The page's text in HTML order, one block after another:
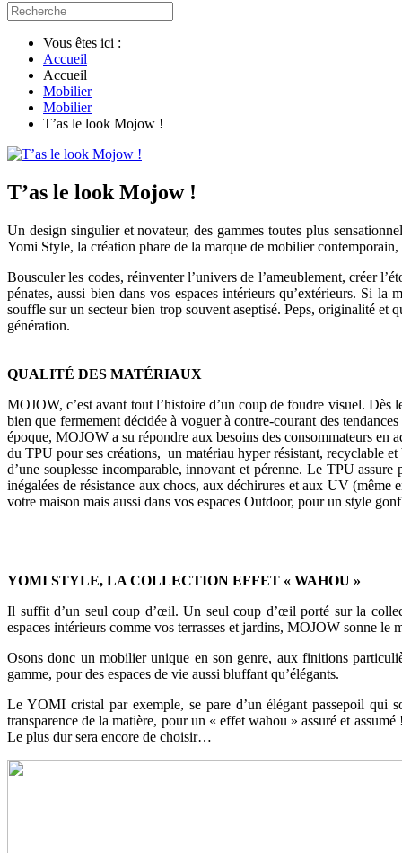
Vous êtes ici :
Accueil
Accueil
Mobilier
Mobilier
T’as le look Mojow !
T’as le look Mojow !
Un design singulier et novateur, des gammes toutes plus
Yomi Style, la création phare de la marque de mobilier
Bousculer les codes, réinventer l’univers de l’ameublement, créer
pénates, aussi bien dans vos espaces intérieurs qu’extérieurs. Si
souffle sur un secteur bien trop souvent aseptisé. Peps, originalité et
génération.
QUALITÉ DES MATÉRIAUX
MOJOW, c’est avant tout l’histoire d’un coup de foudre visuel.
bien que fermement décidée à voguer à contre-courant des
époque, MOJOW a su répondre aux besoins des consommateurs en
du TPU pour ses créations, un matériau hyper résistant, recyclable
d’une souplesse incomparable, innovant et pérenne. Le TPU
inégalées de résistance aux chocs, aux déchirures et aux UV
votre maison mais aussi dans vos espaces Outdoor, pour un style
YOMI STYLE, LA COLLECTION EFFET « WAHOU »
Il suffit d’un seul coup d’œil. Un seul coup d’œil porté sur la
espaces intérieurs comme vos terrasses et jardins, MOJOW sonne le
Osons donc un mobilier unique en son genre, aux finitions
gamme, pour des espaces de vie aussi bluffant qu’élégants.
Le YOMI cristal par exemple, se pare d’un élégant passepoil qui
transparence de la matière, pour un « effet wahou » assuré et
Le plus dur sera encore de choisir…